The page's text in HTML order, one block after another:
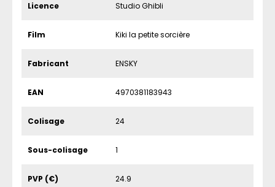
Licence Studio Ghibli
Film Kiki la petite sorcière
Fabricant ENSKY
EAN 4970381183943
Colisage 24
Sous-colisage 1
PVP (€) 24.9